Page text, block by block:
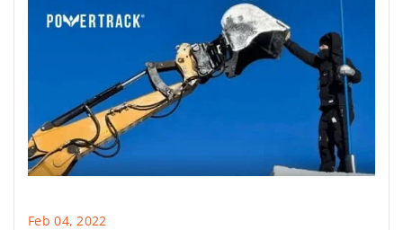
Feb 04, 2022